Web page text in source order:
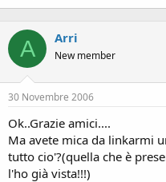
A Arri
New member
30 Novembre 2006
Ok..Grazie amici....
Ma avete mica da linkarmi
tutto cio'?(quella che è
l'ho già vista!!!)